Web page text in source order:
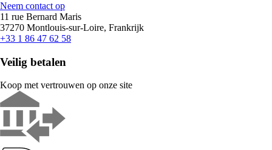
Neem contact op
11 rue Bernard Maris
37270 Montlouis-sur-Loire, Frankrijk
+33 1 86 47 62 58
Veilig betalen
Koop met vertrouwen op onze site